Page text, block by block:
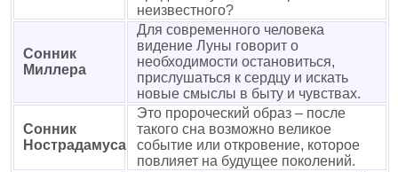
неизвестного?
Сонник
Миллера
Для современного человека
видение Луны говорит о
необходимости остановиться,
прислушаться к сердцу и искать
новые смыслы в быту и чувствах.
Сонник
Нострадамуса
Это пророческий образ – после
такого сна возможно великое
событие или откровение, которое
повлияет на будущее поколений.